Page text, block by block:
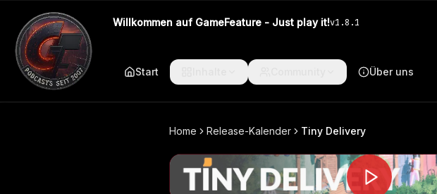
Willkommen auf GameFeature - Just play it!v1.8.1
Start Über uns
Home Release-Kalender Tiny Delivery